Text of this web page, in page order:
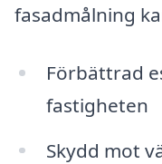
fasadmålning
Förbättrad
fastigheten
Skydd mot